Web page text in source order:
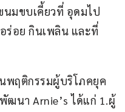
มขบเคี้ยวที่ อุดมไป
ร่อย กินเพลิน และที่
พฤติกรรมผู้บริโภคยุค
นา Arnie’s ได้แก่ 1.ผู้